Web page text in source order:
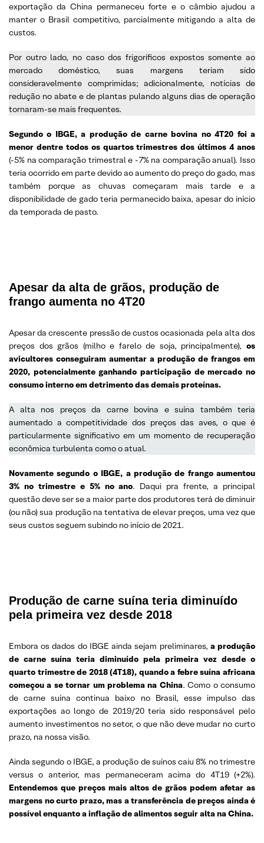
exportação da China permaneceu forte e o câmbio ajudou a
manter o Brasil competitivo, parcialmente mitigando a alta de
custos.
Por outro lado, no caso dos frigoríficos expostos somente ao
mercado doméstico, suas margens teriam sido
consideravelmente comprimidas; adicionalmente, notícias de
redução no abate e de plantas pulando alguns dias de operação
tornaram-se mais frequentes.
Segundo o IBGE, a produção de carne bovina no 4T20 foi a
menor dentre todos os quartos trimestres dos últimos 4 anos
(-5% na comparação trimestral e -7% na comparação anual). Isso
teria ocorrido em parte devido ao aumento do preço do gado, mas
também porque as chuvas começaram mais tarde e a
disponibilidade de gado teria permanecido baixa, apesar do início
da temporada de pasto.
Apesar da alta de grãos, produção de
frango aumenta no 4T20
Apesar da crescente pressão de custos ocasionada pela alta dos
preços dos grãos (milho e farelo de soja, principalmente), os
avicultores conseguiram aumentar a produção de frangos em
2020, potencialmente ganhando participação de mercado no
consumo interno em detrimento das demais proteínas.
A alta nos preços da carne bovina e suína também teria
aumentado a competitividade dos preços das aves, o que é
particularmente significativo em um momento de recuperação
econômica turbulenta como o atual.
Novamente segundo o IBGE, a produção de frango aumentou
3% no trimestre e 5% no ano. Daqui pra frente, a principal
questão deve ser se a maior parte dos produtores terá de diminuir
(ou não) sua produção na tentativa de elevar preços, uma vez que
seus custos seguem subindo no início de 2021.
Produção de carne suína teria diminuído
pela primeira vez desde 2018
Embora os dados do IBGE ainda sejam preliminares, a produção
de carne suína teria diminuído pela primeira vez desde o
quarto trimestre de 2018 (4T18), quando a febre suína africana
começou a se tornar um problema na China. Como o consumo
de carne suína continua baixo no Brasil, esse impulso das
exportações ao longo de 2019/20 teria sido responsável pelo
aumento investimentos no setor, o que não deve mudar no curto
prazo, na nossa visão.
Ainda segundo o IBGE, a produção de suínos caiu 8% no trimestre
versus o anterior, mas permaneceram acima do 4T19 (+2%).
Entendemos que preços mais altos de grãos podem afetar as
margens no curto prazo, mas a transferência de preços ainda é
possível enquanto a inflação de alimentos seguir alta na China.